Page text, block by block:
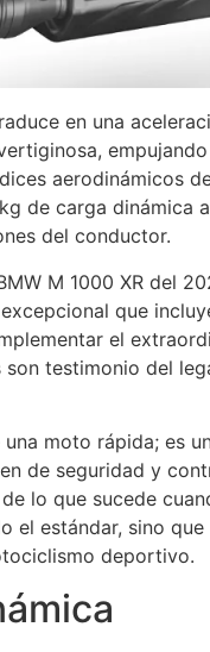
en una
aerodinámicos
de carga
del conductor.
M 1000 XR del
que
el
testimonio del
una moto rápida; es
de seguridad y
lo que sucede
el estándar, sino
deportivo.